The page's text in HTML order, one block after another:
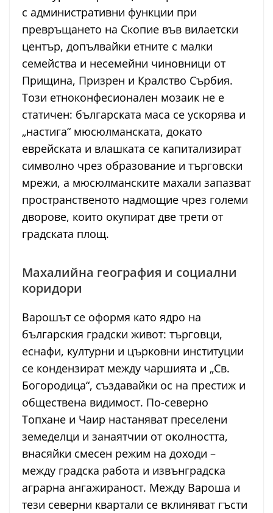
с административни функции при
превръщането на Скопие във вилаетски
център, допълвайки етните с малки
семейства и несемейни чиновници от
Прищина, Призрен и Кралство Сърбия.
Този етноконфесионален мозаик не е
статичен: българската маса се ускорява и
„настига“ мюсюлманската, докато
еврейската и влашката се капитализират
символно чрез образование и търговски
мрежи, а мюсюлманските махали запазват
пространственото надмощие чрез големи
дворове, които окупират две трети от
градската площ.
Махалийна география и социални
коридори
Варошът се оформя като ядро на
българския градски живот: търговци,
еснафи, културни и църковни институции
се кондензират между чаршията и „Св.
Богородица“, създавайки ос на престиж и
обществена видимост. По-северно
Топхане и Чаир настаняват преселени
земеделци и занаятчии от околността,
внасяйки смесен режим на доходи –
между градска работа и извънградска
аграрна ангажираност. Между Вароша и
тези северни квартали се вклиняват гъсти